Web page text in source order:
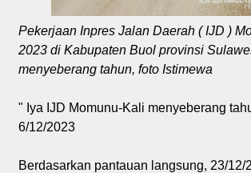
Pekerjaan Inpres Jalan Daerah ( IJD )
2023 di Kabupaten Buol provinsi
menyeberang tahun, foto Istimewa
" Iya IJD Momunu-Kali menyeberang
6/12/2023
Berdasarkan pantauan langsung, 23/12/